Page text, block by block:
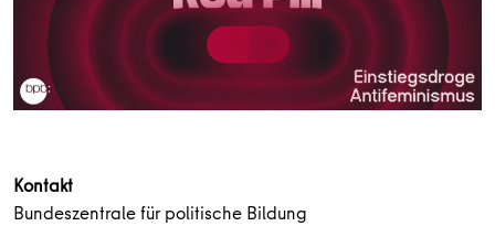
Kontakt
Bundeszentrale für politische Bildung